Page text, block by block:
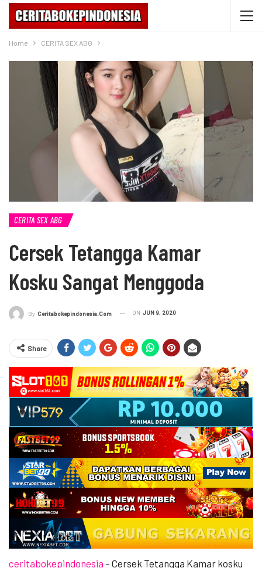
Home CERITA SEX ABG
CERITA SEX ABG
Cersek Tetangga Kamar
Kosku Sangat Menggoda
By Ceritabokepindonesia.com ON JUN 9, 2020
Share
ceritabokepindonesia – Cersek Tetangga Kamar kosku